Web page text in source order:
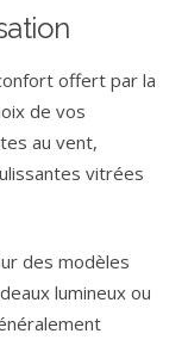
offert par la
de vos
au vent,
vitrées
des modèles
lumineux ou